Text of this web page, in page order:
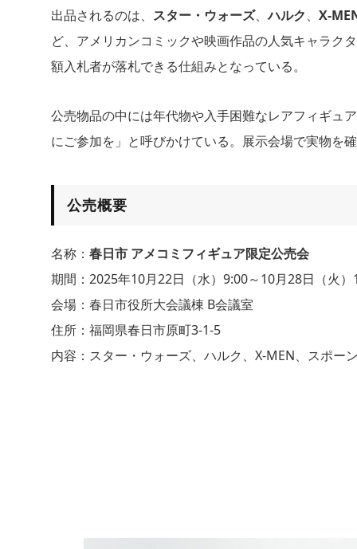
出品されるのは、 スター・ウォーズ、ハルク、 X-
ど、アメリカンコミックや映画作品の人気キャラク
額入札者が落札できる仕組みとなっている。
公売物品の中には年代物や入手困難なレアフィギュ
にご参加を」と呼びかけている。展示会場で実物を
公売概要
名称： 春日市 アメコミフィギュア限定公売会
期間：2025年10月22日（水）9:00～10月28日（火）
会場：春日市役所大会議棟 B会議室
住所：福岡県春日市原町3-1-5
内容：スター・ウォーズ、ハルク、X-MEN、スポー